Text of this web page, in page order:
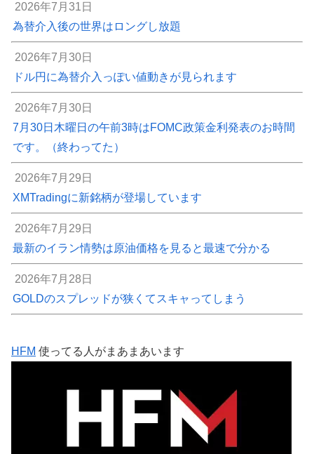
2026年7月31日
為替介入後の世界はロングし放題
2026年7月30日
ドル円に為替介入っぽい値動きが見られます
2026年7月30日
7月30日木曜日の午前3時はFOMC政策金利発表のお時間
です。（終わってた）
2026年7月29日
XMTradingに新銘柄が登場しています
2026年7月29日
最新のイラン情勢は原油価格を見ると最速で分かる
2026年7月28日
GOLDのスプレッドが狭くてスキャってしまう
HFM 使ってる人がまあまあいます